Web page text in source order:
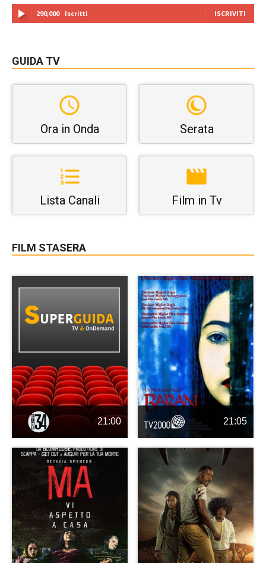
290,000 Iscritti ISCRIVITI
GUIDA TV
Ora in Onda Serata
Lista Canali Film in Tv
FILM STASERA
21:00 21:05